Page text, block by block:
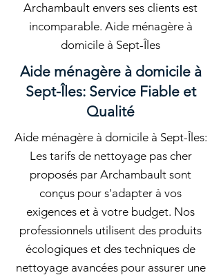
Archambault envers ses clients est
incomparable. Aide ménagère à
domicile à Sept-Îles
Aide ménagère à domicile à
Sept-Îles: Service Fiable et
Qualité
Aide ménagère à domicile à Sept-Îles:
Les tarifs de nettoyage pas cher
proposés par Archambault sont
conçus pour s'adapter à vos
exigences et à votre budget. Nos
professionnels utilisent des produits
écologiques et des techniques de
nettoyage avancées pour assurer une